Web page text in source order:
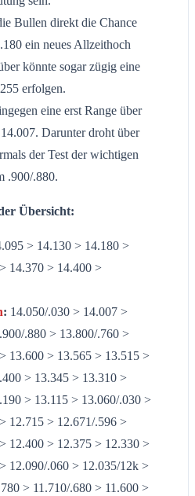
Bullen direkt die Chance
ein neues Allzeithoch
könnte sogar zügig eine
erfolgen.
eine erst Range über
Darunter droht über
der Test der wichtigen
.900/.880.
Übersicht:
> 14.130 > 14.180 >
14.370 > 14.400 >
: 14.050/.030 > 14.007 >
.880 > 13.800/.760 >
13.600 > 13.565 > 13.515 >
> 13.345 > 13.310 >
> 13.115 > 13.060/.030 >
12.715 > 12.671/.596 >
12.400 > 12.375 > 12.330 >
12.090/.060 > 12.035/12k >
> 11.710/.680 > 11.600 >